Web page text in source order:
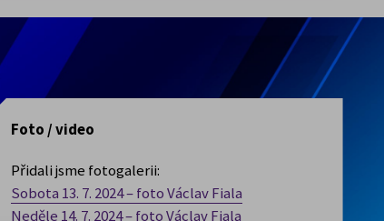
Foto / video
Přidali jsme fotogalerii:
Sobota 13. 7. 2024 – foto Václav Fiala
Neděle 14. 7. 2024 – foto Václav Fiala